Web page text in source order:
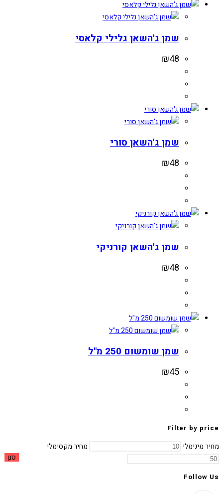
שמן ג'השאן גלילי קלאסי
₪48
שמן ג'השאן סורי
₪48
שמן ג'השאן קורניקי
₪48
שמן שומשום 250 מ"ל
₪45
Filter by price
מחיר מינימלי מחיר מקסימלי
סנן
Follow Us